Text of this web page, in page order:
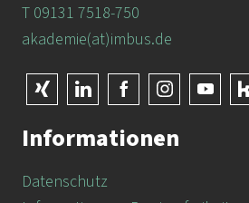
T 09131 7518-750
akademie(at)imbus.de
Informationen
Datenschutz